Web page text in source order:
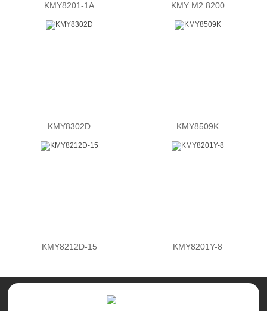
KMY8201-1A KMY M2 8200
KMY8302D KMY8509K
KMY8212D-15 KMY8201Y-8